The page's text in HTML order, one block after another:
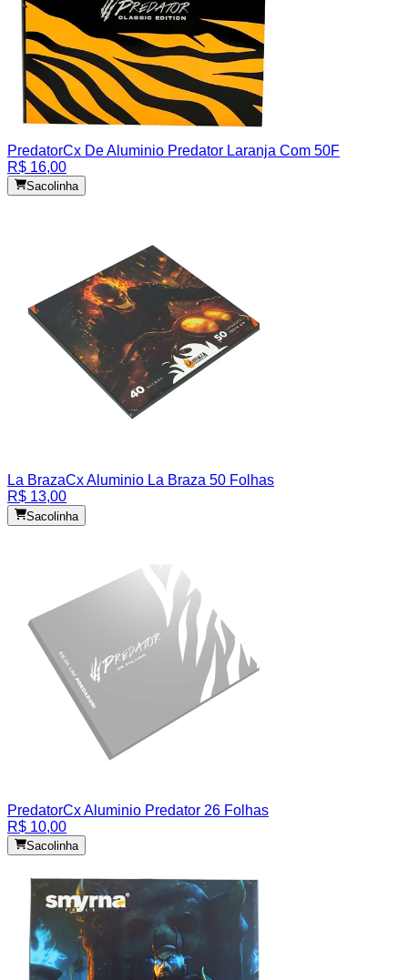
PredatorCx De Aluminio Predator Laranja Com 50F
R$ 16,00
Sacolinha
La BrazaCx Aluminio La Braza 50 Folhas
R$ 13,00
Sacolinha
PredatorCx Aluminio Predator 26 Folhas
R$ 10,00
Sacolinha